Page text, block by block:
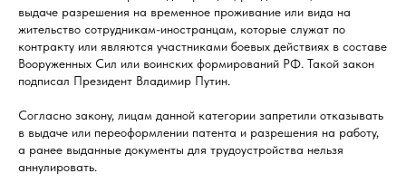
выдаче разрешения на временное проживание или вида на
жительство сотрудникам-иностранцам, которые служат по
контракту или являются участниками боевых действиях в составе
Вооруженных Сил или воинских формирований РФ. Такой закон
подписал Президент Владимир Путин.
Согласно закону, лицам данной категории запретили отказывать
в выдаче или переоформлении патента и разрешения на работу,
а ранее выданные документы для трудоустройства нельзя
аннулировать.